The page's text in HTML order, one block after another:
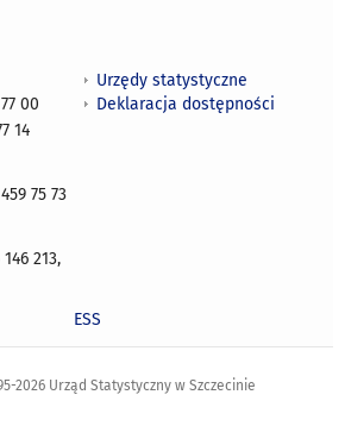
00
14
75 73
213,
Urzędy statystyczne
Deklaracja dostępności
ESS
2026 Urząd Statystyczny w Szczecinie